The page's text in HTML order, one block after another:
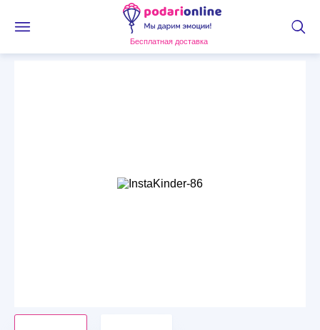
Бесплатная доставка